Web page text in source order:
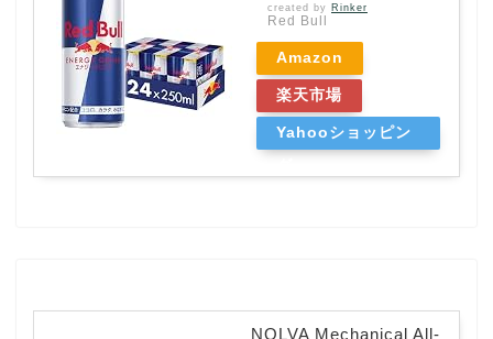
created by Rinker
Red Bull
Amazon
楽天市場
Yahooショッピン
NOLVA Mechanical All-